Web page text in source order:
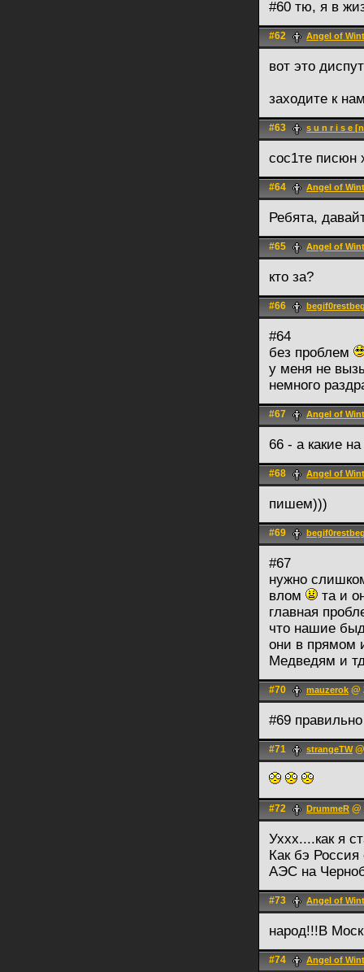
#60 тю, я в
#62 Angel of
вот это
заходите к
#63 s u n r i s e
сос1те писюн
#64 Angel of
Ребята,
#65 Angel of
кто за?
#66
#64
без проблем
у меня не
немного
#67 Angel of
66 - а какие
#68 Angel of
пишем)))
#69
#67
нужно
влом
та и
главная
что нашие
они в прямом
Медведям и
#70 mauzerok @
#69
#71 strangeTW
#72 DrummeR @
Уххх....как я
Как бэ
АЭС на
#73 Angel of
народ!!!В
#74 Angel of